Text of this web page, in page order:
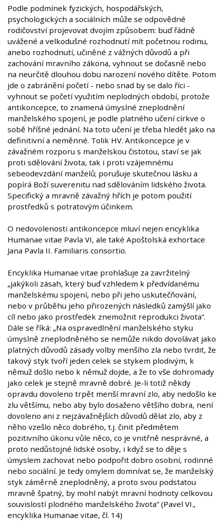
Podle podmínek fyzických, hospodářských,
psychologických a sociálních může se odpovědné
rodičovství projevovat dvojím způsobem: buď řádně
uvážené a velkodušné rozhodnutí mít početnou rodinu,
anebo rozhodnutí, učiněné z vážných důvodů a při
zachování mravního zákona, vyhnout se dočasně nebo
na neurčitě dlouhou dobu narození nového dítěte. Potom
jde o zabránění početí - nebo snad by se dalo říci -
vyhnout se početí využitím neplodných období, protože
antikoncepce, to znamená úmyslné zneplodnění
manželského spojení, je podle platného učení církve o
sobě hříšné jednání. Na toto učení je třeba hledět jako na
definitivní a neměnné. Tolik HV. Antikoncepce je v
závažném rozporu s manželskou čistotou, staví se jak
proti sdělování života, tak i proti vzájemnému
sebeodevzdání manželů; porušuje skutečnou lásku a
popírá Boží suverenitu nad sdělováním lidského života.
Specifický a mravně závažný hřích je potom použití
prostředků s potratovým účinkem.
O nedovolenosti antikoncepce mluví nejen encyklika
Humanae vitae Pavla VI, ale také Apoštolská exhortace
Jana Pavla II. Familiaris consortio.
Encyklika Humanae vitae prohlašuje za zavržitelný
„jakýkoli zásah, který buď vzhledem k předvídanému
manželskému spojení, nebo při jeho uskutečňování,
nebo v průběhu jeho přirozených následků zamýšlí jako
cíl nebo jako prostředek znemožnit reprodukci života“.
Dále se říká: „Na ospravedlnění manželského styku
úmyslně zneplodněného se nemůže nikdo dovolávat jako
platných důvodů zásady volby menšího zla nebo tvrdit, že
takový styk tvoří jeden celek se stykem plodivým, k
němuž došlo nebo k němuž dojde, a že to vše dohromady
jako celek je stejně mravně dobré. Je-li totiž někdy
opravdu dovoleno trpět menší mravní zlo, aby nedošlo ke
zlu většímu, nebo aby bylo dosaženo většího dobra, není
dovoleno ani z nejzávažnějších důvodů dělat zlo, aby z
něho vzešlo něco dobrého, t.j. činit předmětem
pozitivního úkonu vůle něco, co je vnitřně nesprávné, a
proto nedůstojné lidské osoby, i když se to děje s
úmyslem zachovat nebo podpořit dobro osobní, rodinné
nebo sociální. Je tedy omylem domnívat se, že manželský
styk záměrně zneplodněný, a proto svou podstatou
mravně špatný, by mohl nabýt mravní hodnoty celkovou
souvislostí plodného manželského života“ (Pavel VI.,
encyklika Humanae vitae, čl. 14)